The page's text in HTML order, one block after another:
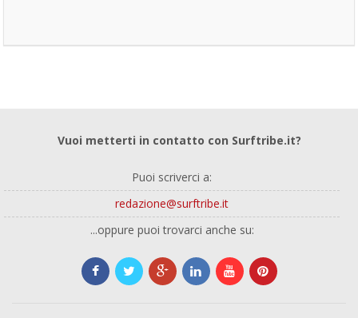
Vuoi metterti in contatto con Surftribe.it?
Puoi scriverci a:
redazione@surftribe.it
...oppure puoi trovarci anche su: